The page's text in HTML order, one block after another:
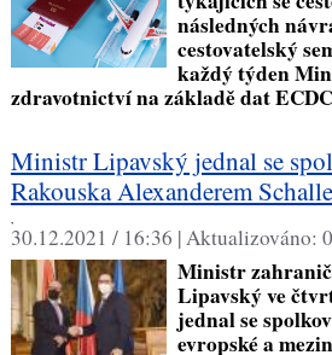
následných
cestovatelský
každý týden
zdravotnictví na základě dat
Ministr Lipavský jednal se
Rakouska Alexanderem
,
30.12.2021 / 16:36 |Aktualizováno:
Ministr
Lipavský ve
jednal se
evropské a